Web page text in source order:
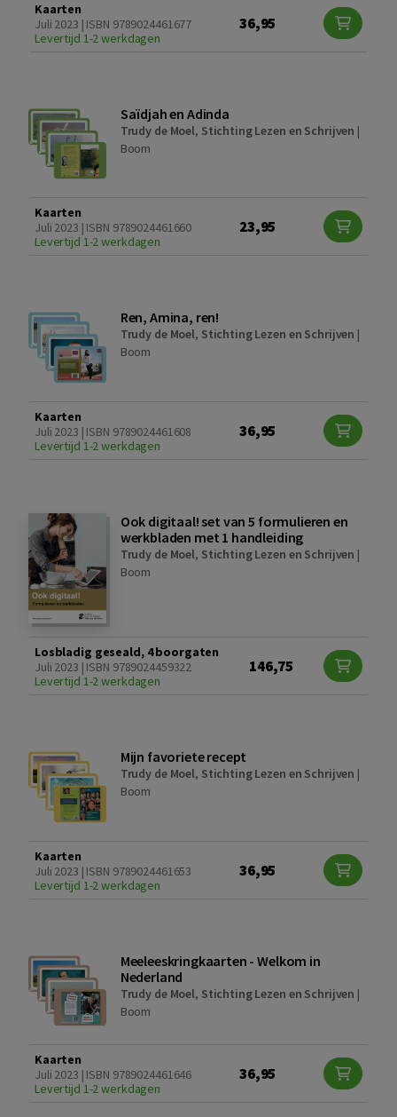
Kaarten
Juli 2023 | ISBN 9789024461677
Levertijd 1-2 werkdagen
36,95
Saïdjah en Adinda
Trudy de Moel, Stichting Lezen en Schrijven |
Boom
Kaarten
Juli 2023 | ISBN 9789024461660
Levertijd 1-2 werkdagen
23,95
Ren, Amina, ren!
Trudy de Moel, Stichting Lezen en Schrijven |
Boom
Kaarten
Juli 2023 | ISBN 9789024461608
Levertijd 1-2 werkdagen
36,95
Ook digitaal! set van 5 formulieren en
werkbladen met 1 handleiding
Trudy de Moel, Stichting Lezen en Schrijven |
Boom
Losbladig geseald, 4 boorgaten
Juli 2023 | ISBN 9789024459322
Levertijd 1-2 werkdagen
146,75
Mijn favoriete recept
Trudy de Moel, Stichting Lezen en Schrijven |
Boom
Kaarten
Juli 2023 | ISBN 9789024461653
Levertijd 1-2 werkdagen
36,95
Meeleeskringkaarten - Welkom in
Nederland
Trudy de Moel, Stichting Lezen en Schrijven |
Boom
Kaarten
Juli 2023 | ISBN 9789024461646
Levertijd 1-2 werkdagen
36,95